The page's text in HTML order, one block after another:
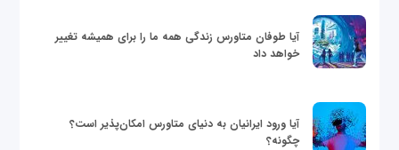
آیا طوفان متاورس زندگی همه ما را برای همیشه تغییر
خواهد داد
آیا ورود ایرانیان به دنیای متاورس امکان‌پذیر است؟
چگونه؟